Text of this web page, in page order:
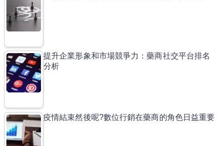
提升企業形象和市場競爭力：藥商社交平台排名
分析
疫情結束然後呢?數位行銷在藥商的角色日益重要